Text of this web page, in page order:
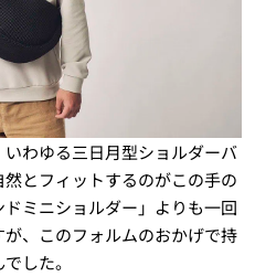
わゆる三日月型ショルダーバ
とフィットするのがこの手の
ミニショルダー」よりも一回
、このフォルムのおかげで持
した。